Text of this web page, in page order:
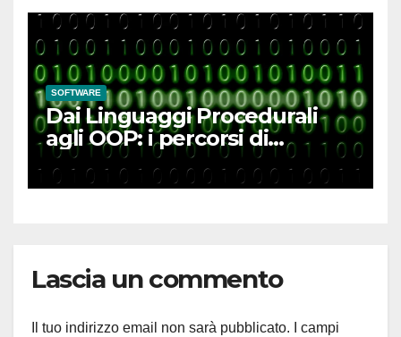
SOFTWARE
Dai Linguaggi Procedurali
agli OOP: i percorsi di
programmazione più richiesti
Lascia un commento
Il tuo indirizzo email non sarà pubblicato.
I campi